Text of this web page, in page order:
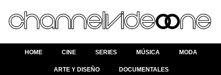
HOME CINE SERIES MÚSICA MODA
ARTE Y DISEÑO DOCUMENTALES